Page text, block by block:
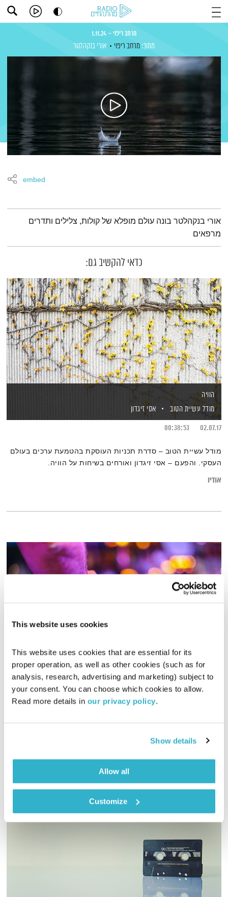
This website uses cookies
This website uses cookies that are essential for its
proper operation, as well as other cookies (such as for
analysis, research, advertising and marketing) subject to
your consent. You can choose which cookies to allow.
Read more details in our privacy policy.
Show details
Allow all
Customize
מרחב ריפוי – 1.11.24
מתוך: מרחב ריפוי אורי בנקהלטר
embed
תמצית הפודקאסט
אורי בנקהלטר בונה עולם מופלא של קולות, צלילים ותדרים
מרפאים
כדאי להקשיב גם:
הוויה
מודל עשיית הטוב
אסי זיגדון
02.07.17
00:38:53
מודל עשיית הטוב – סדרת תכניות העוסקת בהטמעת ערכים בעולם
העסקי. והפעם – אסי זיגדון ואורחים בשיחות על הוויה.
אודיו
כל יום מחדש
אמיר פרי
21.01.19
00:55:46